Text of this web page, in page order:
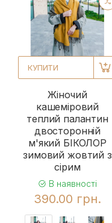
КУПИТИ
Жіночий
кашеміровий
теплий палантин
двосторонній
м'який БІКОЛОР
зимовий жовтий з
сірим
В наявності
390.00 грн.